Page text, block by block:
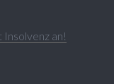
an!